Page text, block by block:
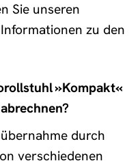
Sie unseren
zu den
»Kompakt«
durch
verschiedenen